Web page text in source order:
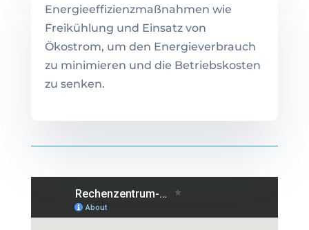
Energieeffizienzmaßnahmen wie
Freikühlung und Einsatz von
Ökostrom, um den Energieverbrauch
zu minimieren und die Betriebskosten
zu senken.